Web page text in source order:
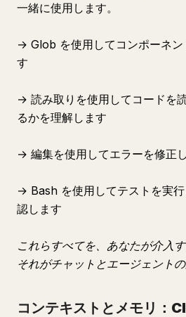
一緒に使用します。
→ Glob を使用してコンポーネン
す
→ 読み取りを使用してコードを
るかを理解します
→ 編集を使用してエラーを修正
→ Bash を使用してテストを実
認します
これらすべてを、あなたが介入
それがチャットとエージェントの
コンテキストとメモリ：